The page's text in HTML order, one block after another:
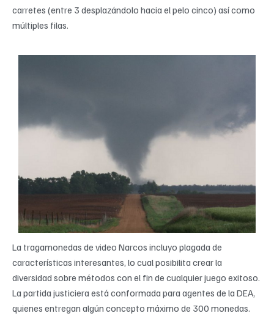
carretes (entre 3 desplazándolo hacia el pelo cinco) así­ como
múltiples filas.
La tragamonedas de video Narcos incluyo plagada de
características interesantes, lo cual posibilita crear la
diversidad sobre métodos con el fin de cualquier juego exitoso.
La partida justiciera está conformada para agentes de la DEA,
quienes entregan algún concepto máximo de 300 monedas.